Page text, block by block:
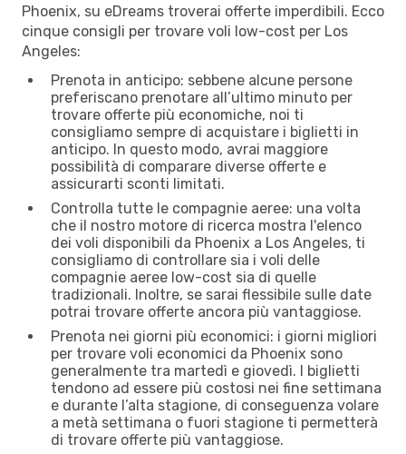
Phoenix, su eDreams troverai offerte imperdibili. Ecco
cinque consigli per trovare voli low-cost per Los
Angeles:
Prenota in anticipo: sebbene alcune persone
preferiscano prenotare all’ultimo minuto per
trovare offerte più economiche, noi ti
consigliamo sempre di acquistare i biglietti in
anticipo. In questo modo, avrai maggiore
possibilità di comparare diverse offerte e
assicurarti sconti limitati.
Controlla tutte le compagnie aeree: una volta
che il nostro motore di ricerca mostra l'elenco
dei voli disponibili da Phoenix a Los Angeles, ti
consigliamo di controllare sia i voli delle
compagnie aeree low-cost sia di quelle
tradizionali. Inoltre, se sarai flessibile sulle date
potrai trovare offerte ancora più vantaggiose.
Prenota nei giorni più economici: i giorni migliori
per trovare voli economici da Phoenix sono
generalmente tra martedì e giovedì. I biglietti
tendono ad essere più costosi nei fine settimana
e durante l’alta stagione, di conseguenza volare
a metà settimana o fuori stagione ti permetterà
di trovare offerte più vantaggiose.